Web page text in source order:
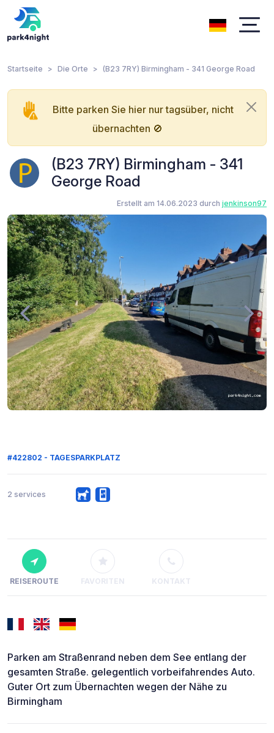
Startseite Die Orte (B23 7RY) Birmingham - 341 George Road
Bitte parken Sie hier nur tagsüber, nicht
übernachten 🚫
(B23 7RY) Birmingham - 341
George Road
Erstellt am 14.06.2023 durch jenkinson97
#422802 - TAGESPARKPLATZ
2 services
REISEROUTE FAVORITEN KONTAKT
Parken am Straßenrand neben dem See entlang der
gesamten Straße. gelegentlich vorbeifahrendes Auto.
Guter Ort zum Übernachten wegen der Nähe zu
Birmingham